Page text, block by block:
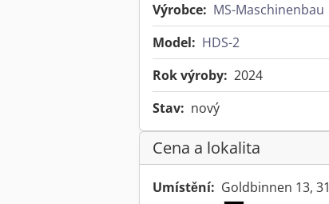
Výrobce: MS-Maschinenbau
Model: HDS-2
Rok výroby: 2024
Stav: nový
Cena a lokalita
Umístění: Goldbinnen 13,